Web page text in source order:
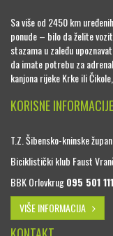
Sa više od 2450 km
ponude – bilo da želite
stazama u zaleđu
da imate potrebu za
kanjona rijeke Krke ili
KORISNE INFORMACIJE
T.Z. Šibensko-kninske
Biciklistički klub Faust
BBK Orlovkrug095 501
VIŠE INFORMACIJA